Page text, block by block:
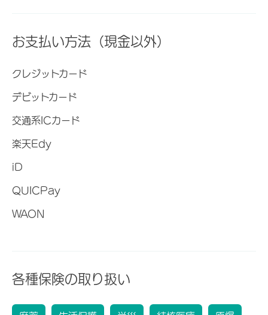
お支払い方法（現金以外）
クレジットカード
デビットカード
交通系ICカード
楽天Edy
iD
QUICPay
WAON
各種保険の取り扱い